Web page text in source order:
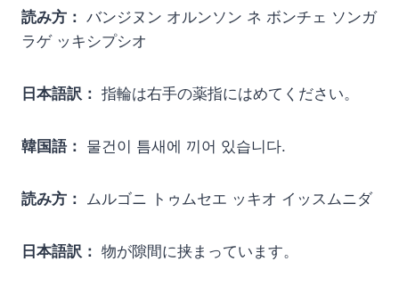
読み方： バンジヌン オルンソン ネ ボンチェ ソンガ
ラゲ ッキシプシオ
日本語訳： 指輪は右手の薬指にはめてください。
韓国語： 물건이 틈새에 끼어 있습니다.
読み方： ムルゴニ トゥムセエ ッキオ イッスムニダ
日本語訳： 物が隙間に挟まっています。